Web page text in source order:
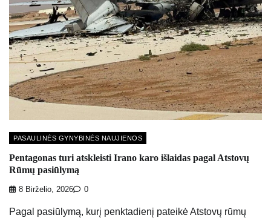
PASAULINĖS GYNYBINĖS NAUJIENOS
Pentagonas turi atskleisti Irano karo išlaidas pagal Atstovų
Rūmų pasiūlymą
8 Birželio, 2026 0
Pagal pasiūlymą, kurį penktadienį pateikė Atstovų rūmų